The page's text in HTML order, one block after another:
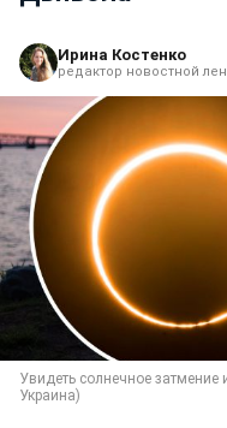
Ирина Костенко
редактор новостной
Увидеть солнечное
Украина)